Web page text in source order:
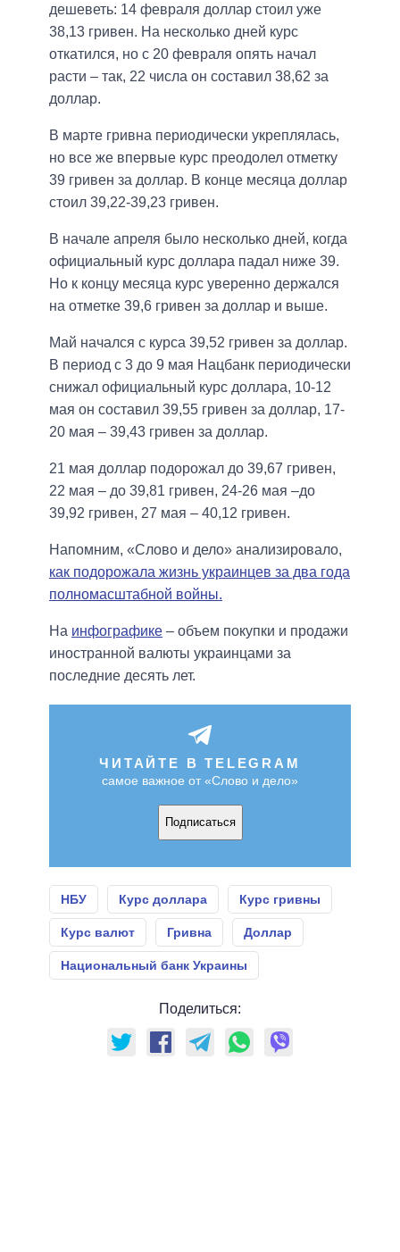
дешеветь: 14 февраля доллар стоил уже
38,13 гривен. На несколько дней курс
откатился, но с 20 февраля опять начал
расти – так, 22 числа он составил 38,62 за
доллар.
В марте гривна периодически укреплялась,
но все же впервые курс преодолел отметку
39 гривен за доллар. В конце месяца доллар
стоил 39,22-39,23 гривен.
В начале апреля было несколько дней, когда
официальный курс доллара падал ниже 39.
Но к концу месяца курс уверенно держался
на отметке 39,6 гривен за доллар и выше.
Май начался с курса 39,52 гривен за доллар.
В период с 3 до 9 мая Нацбанк периодически
снижал официальный курс доллара, 10-12
мая он составил 39,55 гривен за доллар, 17-
20 мая – 39,43 гривен за доллар.
21 мая доллар подорожал до 39,67 гривен,
22 мая – до 39,81 гривен, 24-26 мая –до
39,92 гривен, 27 мая – 40,12 гривен.
Напомним, «Слово и дело» анализировало,
как подорожала жизнь украинцев за два года
полномасштабной войны.
На инфографике – объем покупки и продажи
иностранной валюты украинцами за
последние десять лет.
ЧИТАЙТЕ В TELEGRAM
самое важное от «Слово и дело»
Подписаться
НБУ Курс доллара Курс гривны
Курс валют Гривна Доллар
Национальный банк Украины
Поделиться: